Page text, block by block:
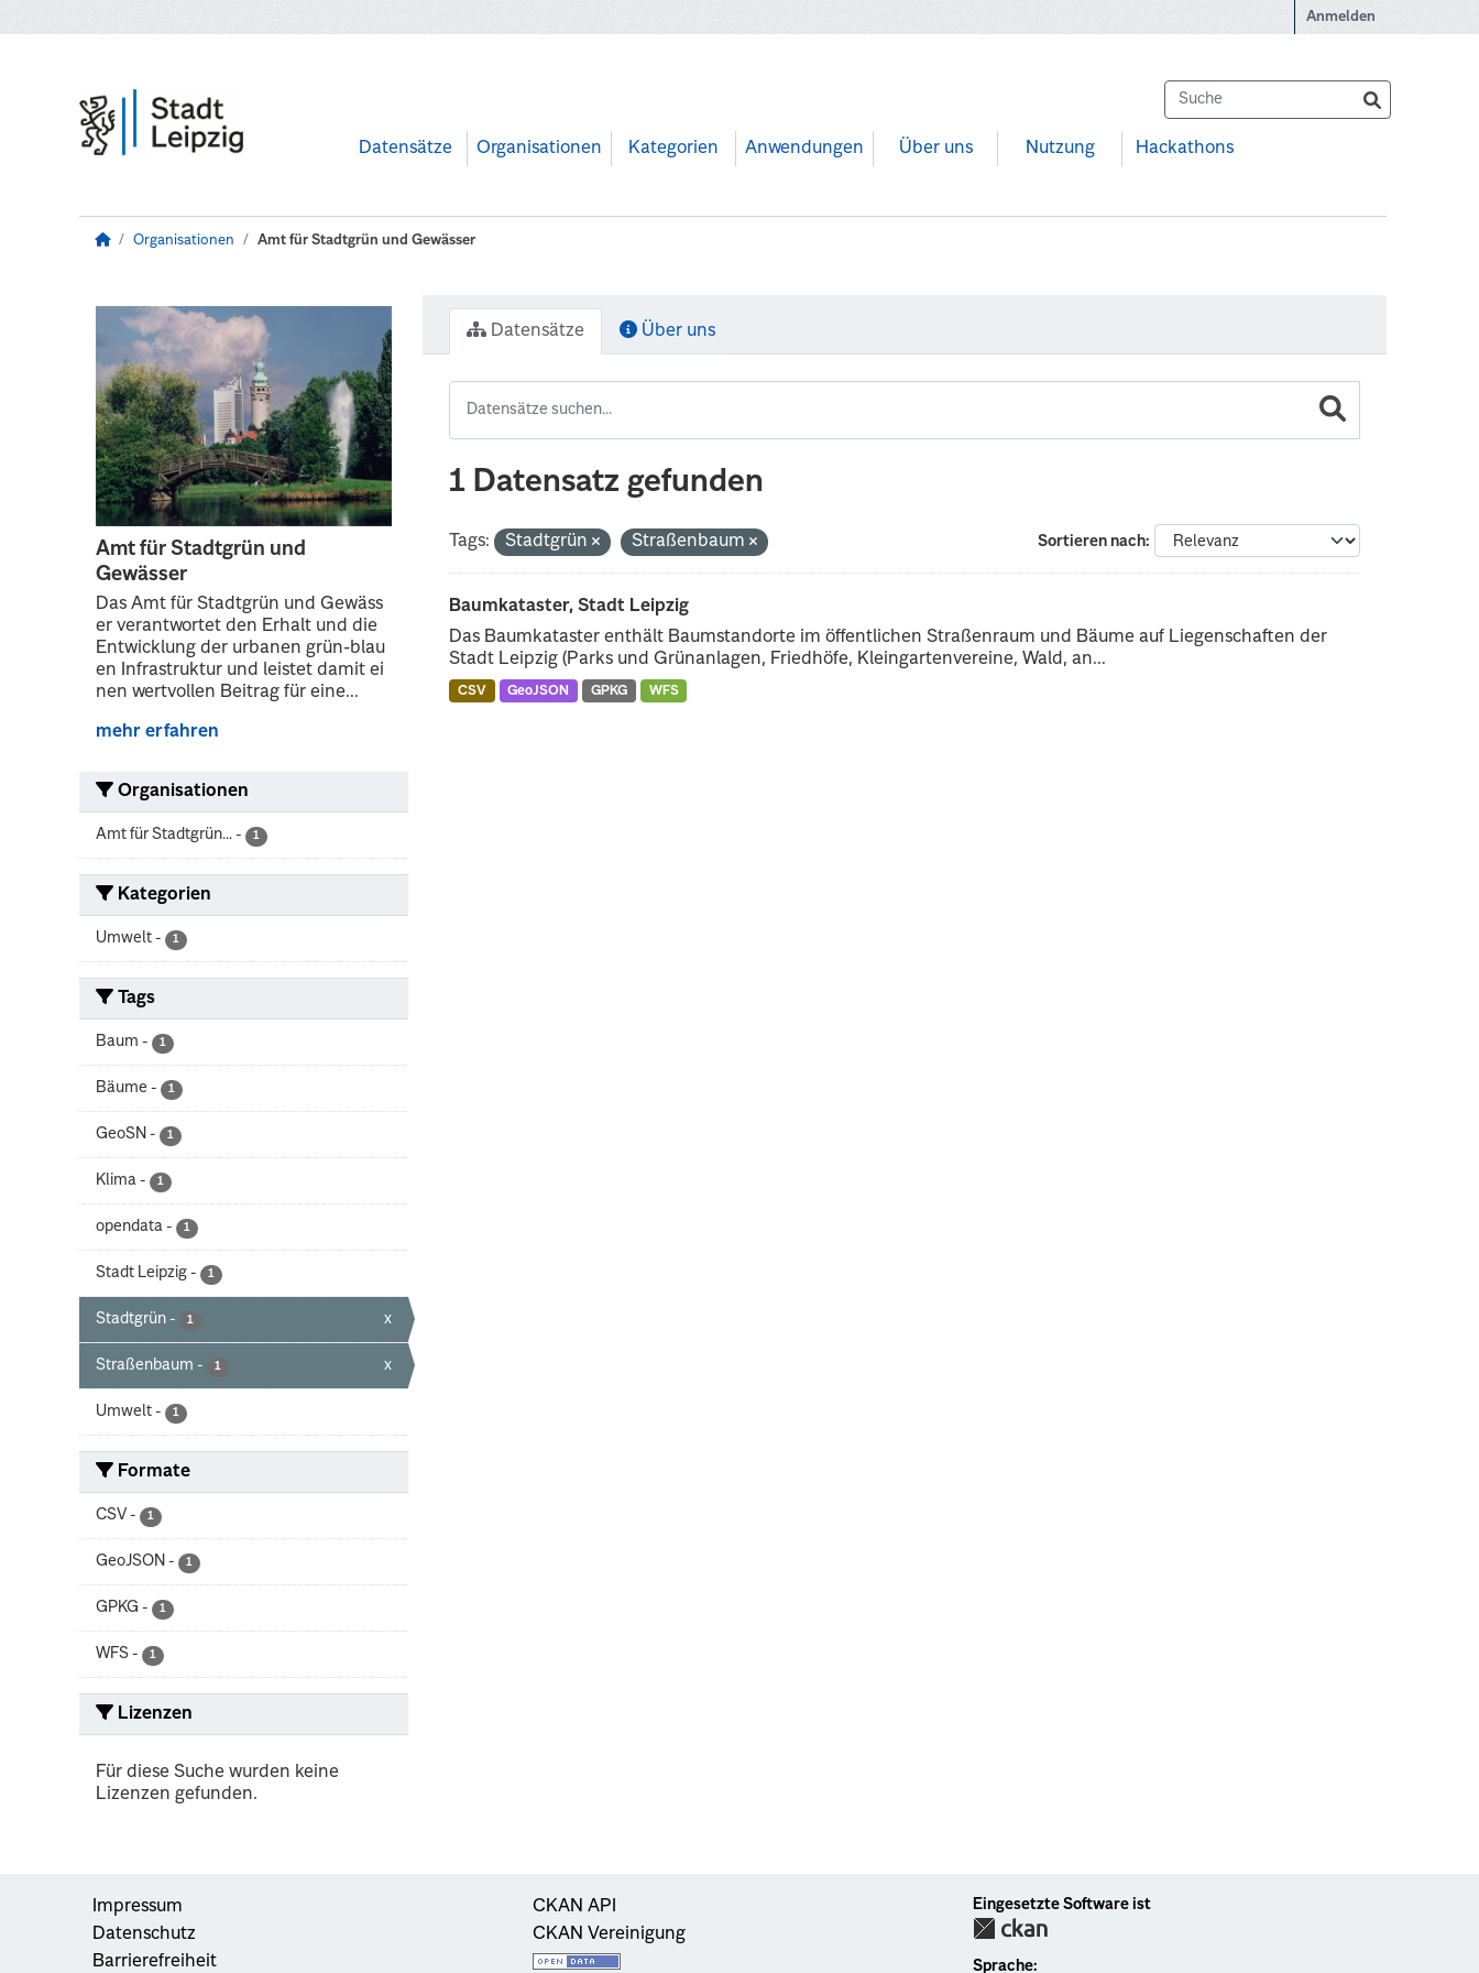
Anmelden
Datensätze Organisationen Kategorien Anwendungen Über uns Nutzung Hackathons
Organisationen Amt für Stadtgrün und Gewässer
Amt für Stadtgrün und
Gewässer
Das Amt für Stadtgrün und Gewäss
er verantwortet den Erhalt und die
Entwicklung der urbanen grün-blau
en Infrastruktur und leistet damit ei
nen wertvollen Beitrag für eine...
mehr erfahren
Organisationen
Amt für Stadtgrün... - 1
Kategorien
Umwelt - 1
Tags
Baum - 1
Bäume - 1
GeoSN - 1
Klima - 1
opendata - 1
Stadt Leipzig - 1
Stadtgrün - 1 x
Straßenbaum - 1 x
Umwelt - 1
Formate
CSV - 1
GeoJSON - 1
GPKG - 1
WFS - 1
Lizenzen
Für diese Suche wurden keine
Lizenzen gefunden.
Datensätze Über uns
1 Datensatz gefunden
Sortieren nach
Tags: Stadtgrün Straßenbaum
Baumkataster, Stadt Leipzig
Das Baumkataster enthält Baumstandorte im öffentlichen Straßenraum und Bäume auf Liegenschaften der
Stadt Leipzig (Parks und Grünanlagen, Friedhöfe, Kleingartenvereine, Wald, an...
CSV GeoJSON GPKG WFS
Impressum
Datenschutz
Barrierefreiheit
CKAN API
CKAN Vereinigung
Eingesetzte Software ist
Sprache